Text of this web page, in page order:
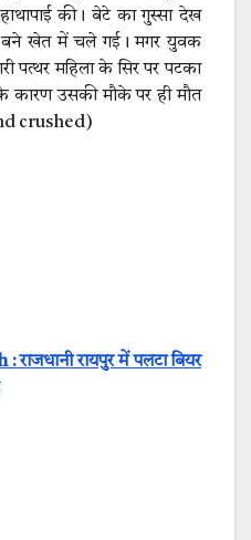
की। बेटे का गुस्सा देख
बने खेत में चले गई। मगर युवक
पत्थर महिला के सिर पर पटका
कारण उसकी मौके पर ही मौत
crushed)
रायपुर में पलटा बियर